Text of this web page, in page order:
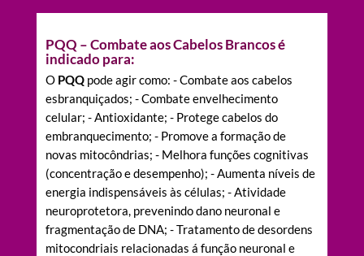
PQQ – Combate aos Cabelos Brancos é
indicado para:
O PQQpode agir como: - Combate aos cabelos
esbranquiçados; - Combate envelhecimento
celular; - Antioxidante; - Protege cabelos do
embranquecimento; - Promove a formação de
novas mitocôndrias; - Melhora funções cognitivas
(concentração e desempenho); - Aumenta níveis de
energia indispensáveis às células; - Atividade
neuroprotetora, prevenindo dano neuronal e
fragmentação de DNA; - Tratamento de desordens
mitocondriais relacionadas á função neuronal e